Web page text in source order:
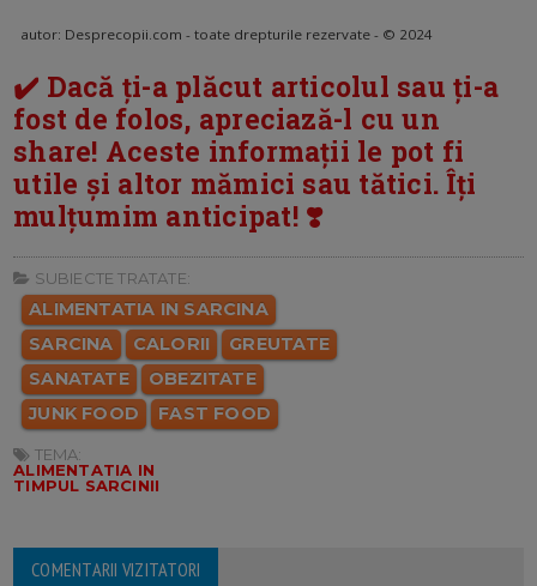
autor: Desprecopii.com - toate drepturile rezervate - © 2024
✔️ Dacă ți-a plăcut articolul sau ți-a
fost de folos, apreciază-l cu un
share! Aceste informații le pot fi
utile și altor mămici sau tătici. Îți
mulțumim anticipat! ❣️
SUBIECTE TRATATE:
ALIMENTATIA IN SARCINA
SARCINA
CALORII
GREUTATE
SANATATE
OBEZITATE
JUNK FOOD
FAST FOOD
TEMA:
ALIMENTATIA IN
TIMPUL SARCINII
COMENTARII VIZITATORI